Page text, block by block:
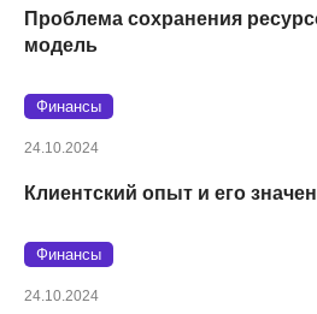
Проблема сохранения
модель
Финансы
24.10.2024
Клиентский опыт и его
Финансы
24.10.2024